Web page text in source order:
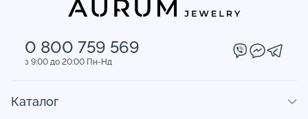
0 800 759 569
з 9:00 до 20:00 Пн-Нд
Каталог